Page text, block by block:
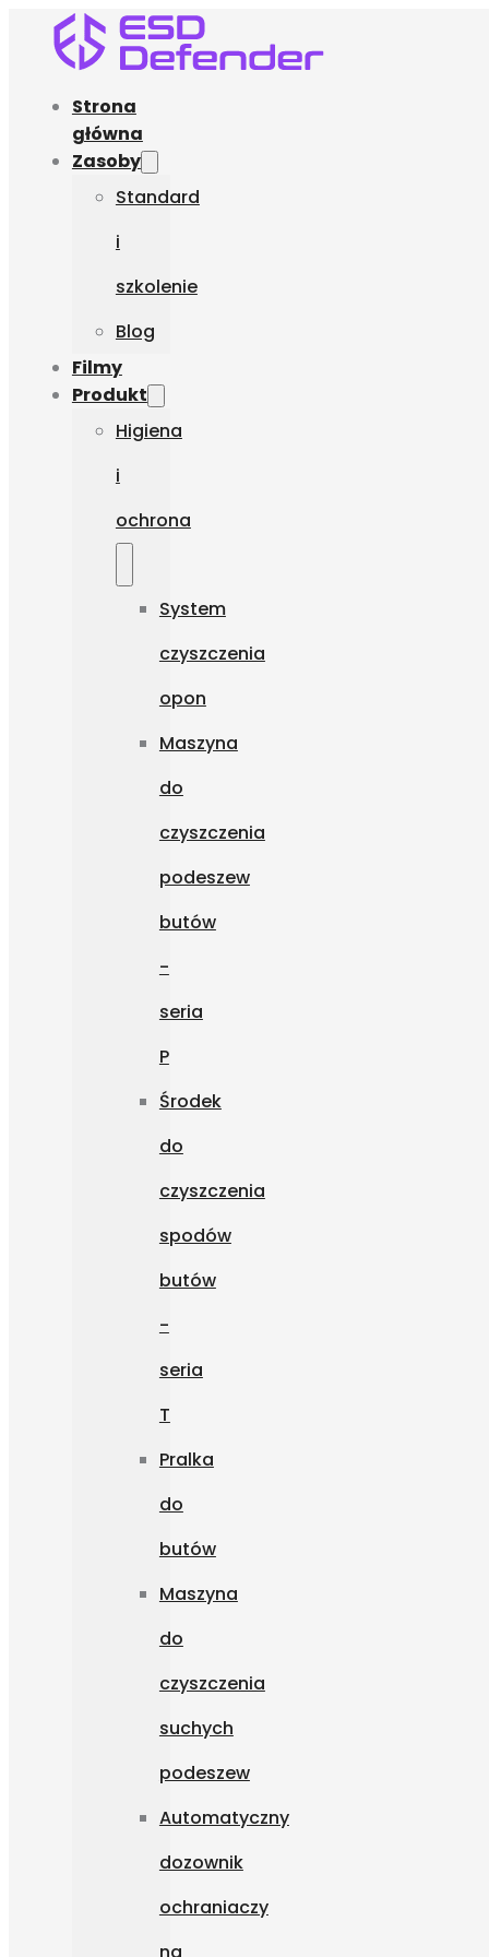
Strona
główna
Zasoby
Standard
i
szkolenie
Blog
Filmy
Produkt
Higiena
i
ochrona
System
czyszczenia
opon
Maszyna
do
czyszczenia
podeszew
butów
-
seria
P
Środek
do
czyszczenia
spodów
butów
-
seria
T
Pralka
do
butów
Maszyna
do
czyszczenia
suchych
podeszew
Automatyczny
dozownik
ochraniaczy